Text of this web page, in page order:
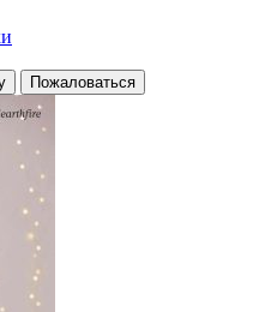
Пожаловаться